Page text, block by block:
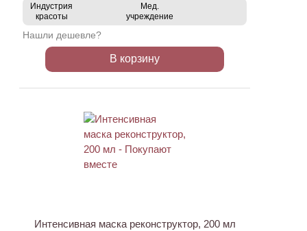
Индустрия
красоты
Мед.
учреждение
Нашли дешевле?
В корзину
Интенсивная маска реконструктор, 200 мл